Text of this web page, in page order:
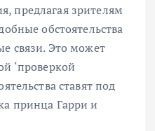
предлагая зрителям
обстоятельства
связи. Это может
‘проверкой
ставят под
принца Гарри и